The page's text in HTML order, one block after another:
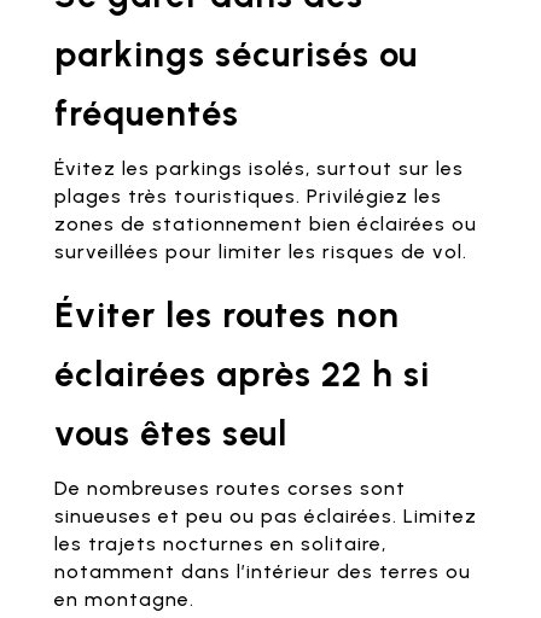
parkings sécurisés ou
fréquentés
Évitez les parkings isolés, surtout sur les
plages très touristiques. Privilégiez les
zones de stationnement bien éclairées ou
surveillées pour limiter les risques de vol.
Éviter les routes non
éclairées après 22 h si
vous êtes seul
De nombreuses routes corses sont
sinueuses et peu ou pas éclairées. Limitez
les trajets nocturnes en solitaire,
notamment dans l’intérieur des terres ou
en montagne.